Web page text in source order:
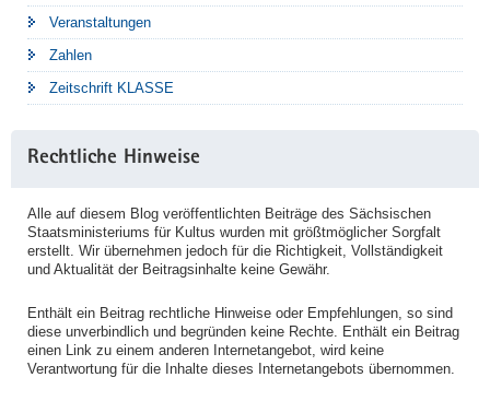
Veranstaltungen
Zahlen
Zeitschrift KLASSE
Rechtliche Hinweise
Alle auf diesem Blog veröffentlichten Beiträge des Sächsischen
Staatsministeriums für Kultus wurden mit größtmöglicher Sorgfalt
erstellt. Wir übernehmen jedoch für die Richtigkeit, Vollständigkeit
und Aktualität der Beitragsinhalte keine Gewähr.
Enthält ein Beitrag rechtliche Hinweise oder Empfehlungen, so sind
diese unverbindlich und begründen keine Rechte. Enthält ein Beitrag
einen Link zu einem anderen Internetangebot, wird keine
Verantwortung für die Inhalte dieses Internetangebots übernommen.